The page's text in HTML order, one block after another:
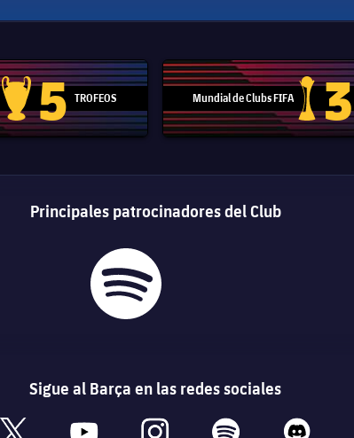
Trofeo de la Liga de Campeones
5 TROFEOS Mundial de Clubs FIFA
Trofeo3
Principales patrocinadores del Club
Sigue al Barça en las redes sociales
x youtube instagram spotify discord